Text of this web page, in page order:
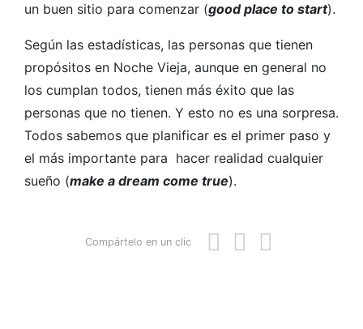
un buen sitio para comenzar (good place to start).
Según las estadísticas, las personas que tienen
propósitos en Noche Vieja, aunque en general no
los cumplan todos, tienen más éxito que las
personas que no tienen. Y esto no es una sorpresa.
Todos sabemos que planificar es el primer paso y
el más importante para hacer realidad cualquier
sueño (make a dream come true).
Compártelo en un clic